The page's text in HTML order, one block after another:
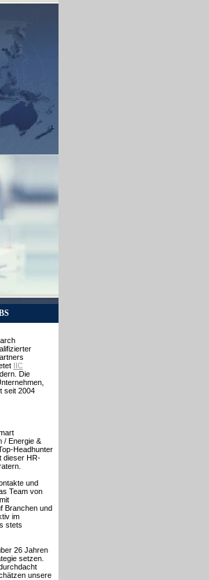
IIC
Die
seit 2004
/ Energie &
Headhunter
dieser HR-
und
Team von
Branchen und
im
stets
26 Jahren
setzen.
unsere